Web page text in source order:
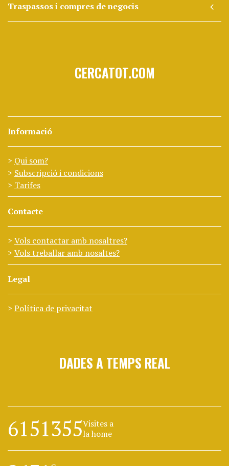
Traspassos i compres de negocis
CERCATOT.COM
Informació
Qui som?
Subscripció i condicions
Tarifes
Contacte
Vols contactar amb nosaltres?
Vols treballar amb nosaltes?
Legal
Política de privacitat
DADES A TEMPS REAL
6151355Visites a
la home